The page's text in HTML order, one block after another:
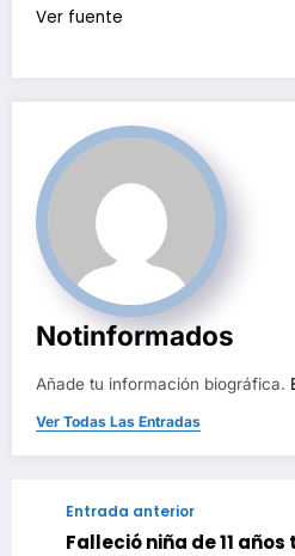
Ver fuente
Notinformados
Añade tu información biográfica.
Ver Todas Las Entradas
Entrada anterior
Falleció niña de 11